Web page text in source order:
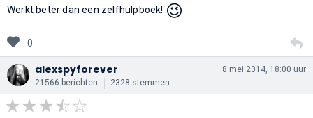
Werkt beter dan een zelfhulpboek! 😉
0
alexspyforever
21566 berichten 2328 stemmen
8 mei 2014, 18:00 uur